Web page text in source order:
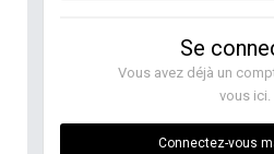
Se
Vous avez déjà un
vous ici.
Connectez-vous